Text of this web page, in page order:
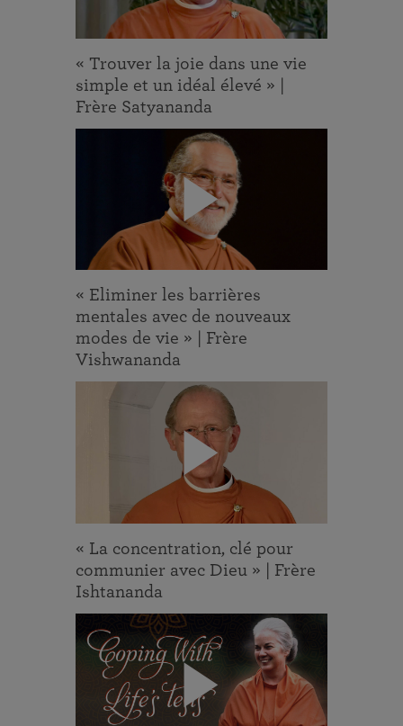
« Trouver la joie dans une vie
simple et un idéal élevé » |
Frère Satyananda
« Eliminer les barrières
mentales avec de nouveaux
modes de vie » | Frère
Vishwananda
« La concentration, clé pour
communier avec Dieu » | Frère
Ishtananda